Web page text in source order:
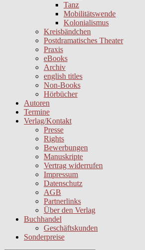
Tanz
Mobilitätswende
Kolonialismus
Kreisbändchen
Postdramatisches Theater
Praxis
eBooks
Archiv
english titles
Non-Books
Hörbücher
Autoren
Termine
Verlag/Kontakt
Presse
Rights
Bewerbungen
Manuskripte
Vertrag widerrufen
Impressum
Datenschutz
AGB
Partnerlinks
Über den Verlag
Buchhandel
Geschäftskunden
Sonderpreise